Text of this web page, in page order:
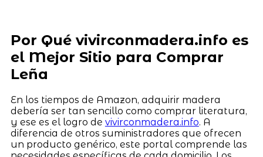
Por Qué vivirconmadera.info es
el Mejor Sitio para Comprar
Leña
En los tiempos de Amazon, adquirir madera
debería ser tan sencillo como comprar literatura,
y ese es el logro de vivirconmadera.info. A
diferencia de otros suministradores que ofrecen
un producto genérico, este portal comprende las